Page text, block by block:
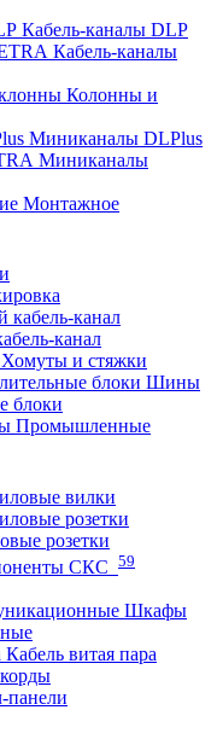
Кабель-каналы DLP
Кабель-каналы
Колонны и
Миниканалы DLPlus
Миниканалы
Монтажное
канал
Хомуты и стяжки
Шины
блоки
Промышленные
вилки
розетки
СКС 59
Шкафы
Кабель витая пара
панели